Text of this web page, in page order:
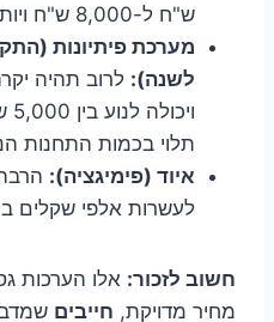
ש"ח ל-8,000 ש"ח ויותר, שוב תלוי בגודל והיקף.
מערכת פיתיונות
לשנה): לרוב תהיה
תלוי בכמות התחנות
איוד (פימיגציה):
לעשרות אלפי שקלים
חשוב לזכור: אלו הערכות
מחיר מדויקת, חייבים